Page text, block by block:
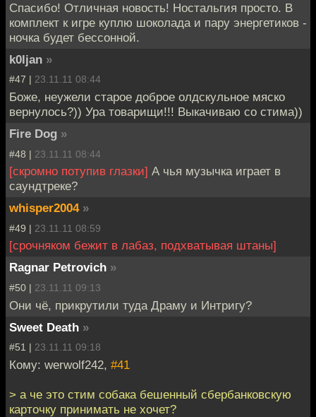
Спасибо! Отличная новость! Ностальгия просто. В
комплект к игре куплю шоколада и пару энергетиков -
ночка будет бессонной.
k0ljan »
#47 | 23.11.11 08:44
Боже, неужели старое доброе олдскульное мяско
вернулось?)) Ура товарищи!!! Выкачиваю со стима))
Fire Dog »
#48 | 23.11.11 08:44
[скромно потупив глазки] А чья музычка играет в
саундтреке?
whisper2004 »
#49 | 23.11.11 08:59
[срочняком бежит в лабаз, подхватывая штаны]
Ragnar Petrovich »
#50 | 23.11.11 09:13
Они чё, прикрутили туда Драму и Интригу?
Sweet Death »
#51 | 23.11.11 09:18
Кому: werwolf242, #41
> а че это стим собака бешенный сбербанковскую
карточку принимать не хочет?